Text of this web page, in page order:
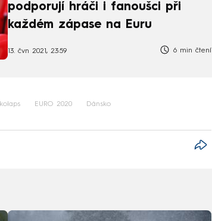
podporují hráči i fanoušci při
každém zápase na Euru
13. čvn 2021, 23:59 6 min čtení
kolaps EURO 2020 Dánsko